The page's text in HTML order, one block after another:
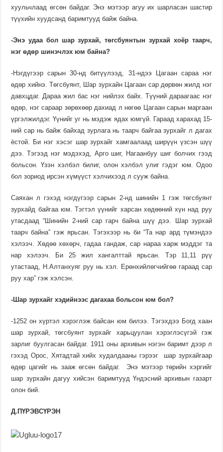
хуульчлаад өг­сөн байдаг. Энэ мэтээр агуу их шарласан шастир
түүхийн хуудсанд баримтууд байж байна.
-Энэ удаа бол шар зурхай, төгсбуянтын зурхай хоёр таарч,
нэг өдөр шинэчлэх юм байна?
-Нэгдүгээр сарын 30-нд битүүлээд, 31-ндээ Цагаан сараа нэг
өдөр хийнэ. Төгсбуянт, Шар зурхайн Цагаан сар дөрвөн жилд нэг
давхцдаг. Дараа жил бас нэг нийлэх байх. Түүний дараагаас нэг
өдөр, нэг сараар зөрөхөөр дахиад л нөгөө Цагаан сарын маргаан
үргэлжилдэг. Үүнийг уг нь мэдэж ядах юмгүй. Гараад харахад 15-
ний сар нь байж байхад зурлага нь таарч байгаа зурхайг л дагах
ёстой. Би нэг хэсэг шар зурхайг хамгаалаад ширүүн үзсэн шүү
дээ. Тэгээд нэг мэдэхэд, Арго шиг, Нагаанбуу шиг болчих гээд
больсон. Үзэн хэлбэл билиг, олон хэлбэл улиг гэдэг юм. Одоо
бол зориод ирсэн хүмүүст хэлчихээд л сууж байна.
Саяхан л гэхэд нэгдүгээр са­рын 2-нд шинийн 1 гэж төгсбуянт
зурхайд байгаа юм. Тэгтэл үүнийг харсан хөдөөний хүн над руу
утасдаад “Шинийн 2-ний сар гарч байна шүү дээ. Шар зурхай
таарч байна” гэж ярьсан. Тэгэхээр нь би “Та нар ард түмэндээ
хэлээч. Хөдөө хөхөрч, гадаа гандаж, сар нараа харж мэддэг та
нар хэлээч. Би 25 жил хангалттай ярьсан. Тэр 11,11 рүү
утастаад, Н.Алтанхуяг руу нь хэл. Ерөнхийлөгчийгөө гараад сар
руу хар” гэж хэлсэн.
-Шар зурхайг хэдийнээс дагахаа больсон юм бол?
-1252 он хүртэл хэрэглэж байсан юм билээ. Тэгэхдээ Богд хаан
шар зурхай, төгсбуянт зур­хайг харьцуулан хэрэглэсүгэй гэж
зарлиг буулгасан байдаг. 1911 оны архивын нэгэн баримт дээр л
гэхэд Орос, Хятадтай хийх худалдааны гэрээг шар зурхайгаар
өдөр цагийг нь зааж өгсөн байдаг. Энэ мэтээр төрийн хэргийг
шар зурхайн дагуу хийсэн баримтууд Үндэсний архивын газарт
олон бий.
Д.ПҮРЭВСҮРЭН